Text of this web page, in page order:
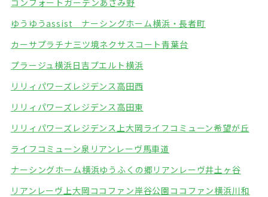
ゆうゆうassist ナーシングホーム横浜・長者町
カーサプラチナ三ツ境ネクサスコート青葉台
プラージュ横浜日吉プエルト横浜
リリィパワーズレジデンス高田西
リリィパワーズレジデンス高田東
リリィパワーズレジデンス上大岡ライフコミューン希望が丘
ライフコミューン泉 リアンレーヴ馬車道
ナーシングホーム横浜ゆうふくの郷 リアンレーヴ井土ヶ谷
リアンレーヴ上大岡ココファン岸谷公園ココファン横浜川和